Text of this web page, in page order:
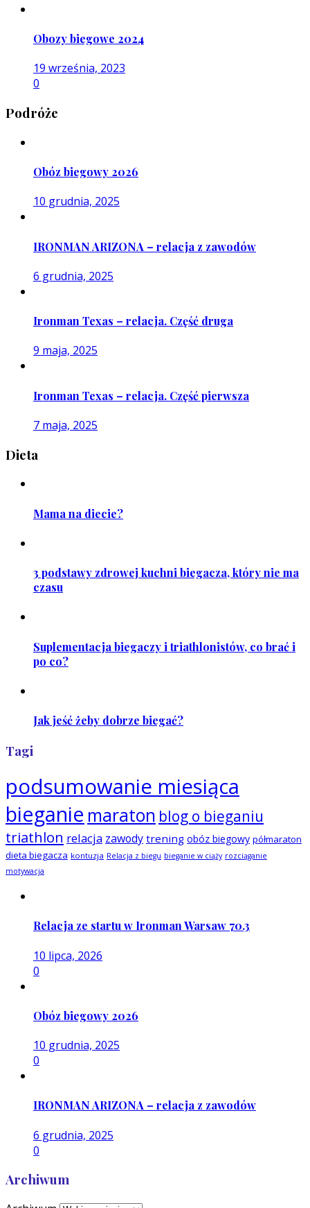
Obozy biegowe 2024
19 września, 2023
0
Podróże
Obóz biegowy 2026
10 grudnia, 2025
IRONMAN ARIZONA – relacja z zawodów
6 grudnia, 2025
Ironman Texas – relacja. Część druga
9 maja, 2025
Ironman Texas – relacja. Część pierwsza
7 maja, 2025
Dieta
Mama na diecie?
3 podstawy zdrowej kuchni biegacza, który nie ma
czasu
Suplementacja biegaczy i triathlonistów, co brać i
po co?
Jak jeść żeby dobrze biegać?
Tagi
podsumowanie miesiąca
bieganie maraton blog o bieganiu
triathlon relacja zawody trening obóz biegowy półmaraton
dieta biegacza kontuzja Relacja z biegu bieganie w ciąży rozciąganie
motywacja
Relacja ze startu w Ironman Warsaw 70.3
10 lipca, 2026
0
Obóz biegowy 2026
10 grudnia, 2025
0
IRONMAN ARIZONA – relacja z zawodów
6 grudnia, 2025
0
Archiwum